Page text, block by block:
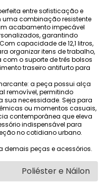
entre sofisticação e
combinação resistente
acabamento impecável
garantindo
capacidade de 12,1 litros,
organizar itens de trabalho,
o suporte de três bolsos
traseiro antifurto para
a peça possui alça
removível, permitindo
sua necessidade. Seja para
ou momentos casuais,
contemporânea que eleva
indispensável para
no cotidiano urbano.
demais peças e acessórios.
Poliéster e Náilon